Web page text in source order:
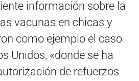
información sobre la
vacunas en chicas y
como ejemplo el caso
Unidos, «donde se ha
de refuerzos